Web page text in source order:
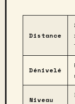
Distance
Dénivelé
Niveau